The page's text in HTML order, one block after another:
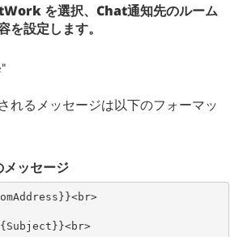
を選択、Chat通知先のルーム
を設定します。
れるメッセージは以下のフォーマッ
メッセージ